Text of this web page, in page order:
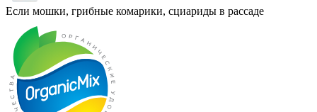
Если мошки, грибные комарики, сциариды в рассаде